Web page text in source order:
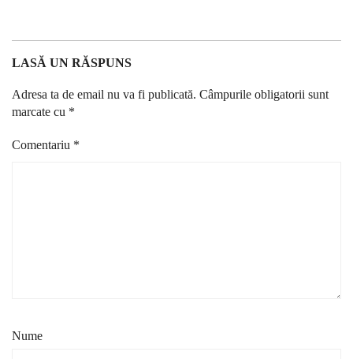
LASĂ UN RĂSPUNS
Adresa ta de email nu va fi publicată. Câmpurile obligatorii sunt
marcate cu *
Comentariu *
Nume